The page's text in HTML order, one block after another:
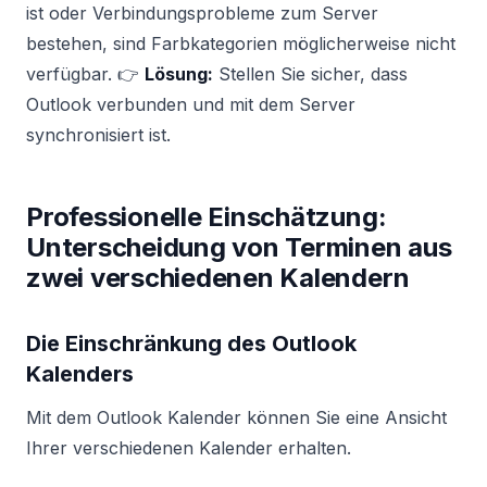
ist oder Verbindungsprobleme zum Server
bestehen, sind Farbkategorien möglicherweise nicht
verfügbar. 👉 Lösung: Stellen Sie sicher, dass
Outlook verbunden und mit dem Server
synchronisiert ist.
Professionelle Einschätzung:
Unterscheidung von Terminen aus
zwei verschiedenen Kalendern
Die Einschränkung des Outlook
Kalenders
Mit dem Outlook Kalender können Sie eine Ansicht
Ihrer verschiedenen Kalender erhalten.